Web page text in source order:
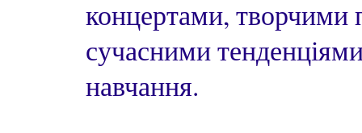
концертами, творчими
сучасними
навчання.